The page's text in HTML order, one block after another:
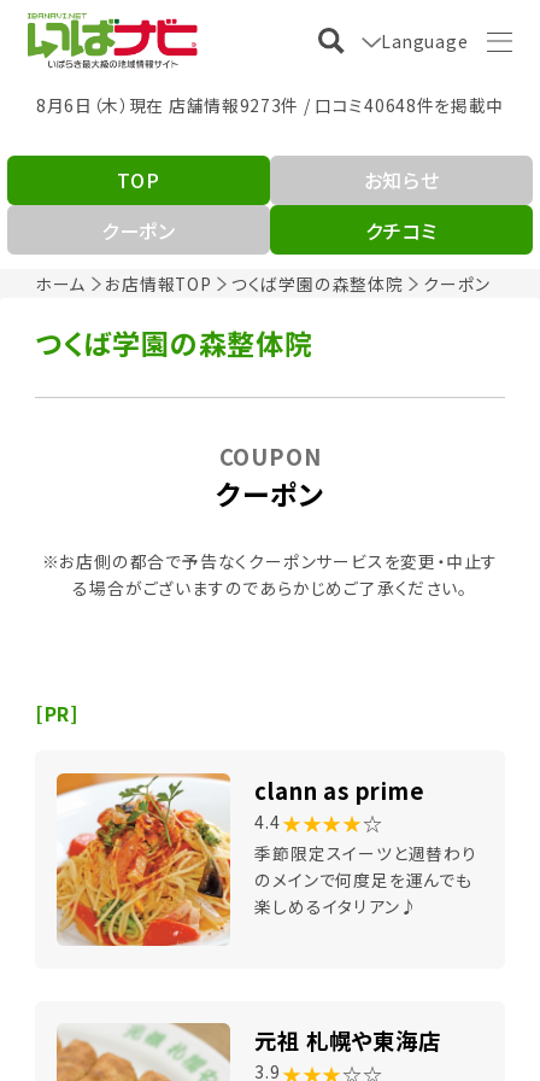
Language
8月6日（木）現在 店舗情報9273件 / 口コミ40648件を掲載中
ホーム お店情報TOP つくば学園の森整体院 クーポン
TOP
お知らせ
クーポン
クチコミ
つくば学園の森整体院
クーポン
COUPON
※お店側の都合で予告なくクーポンサービスを変更・中止す
る場合がございますのであらかじめご了承ください。
[PR]
clann as prime
4.4★★★★☆
季節限定スイーツと週替わり
のメインで何度足を運んでも
楽しめるイタリアン♪
元祖 札幌や東海店
3.9 ★★★☆☆